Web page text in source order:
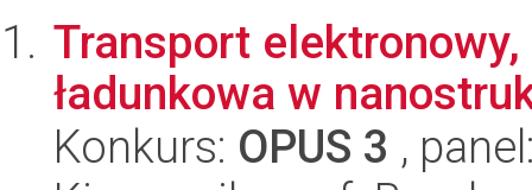
Transport
ładunkowa w
Konkurs: OPUS 3 ,